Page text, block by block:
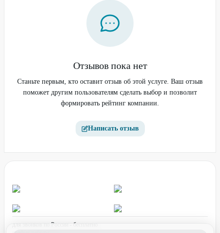
Отзывов пока нет
Станьте первым, кто оставит отзыв об этой услуге. Ваш отзыв
поможет другим пользователям сделать выбор и позволит
формировать рейтинг компании.
Написать отзыв
для звонков по России - бесплатно